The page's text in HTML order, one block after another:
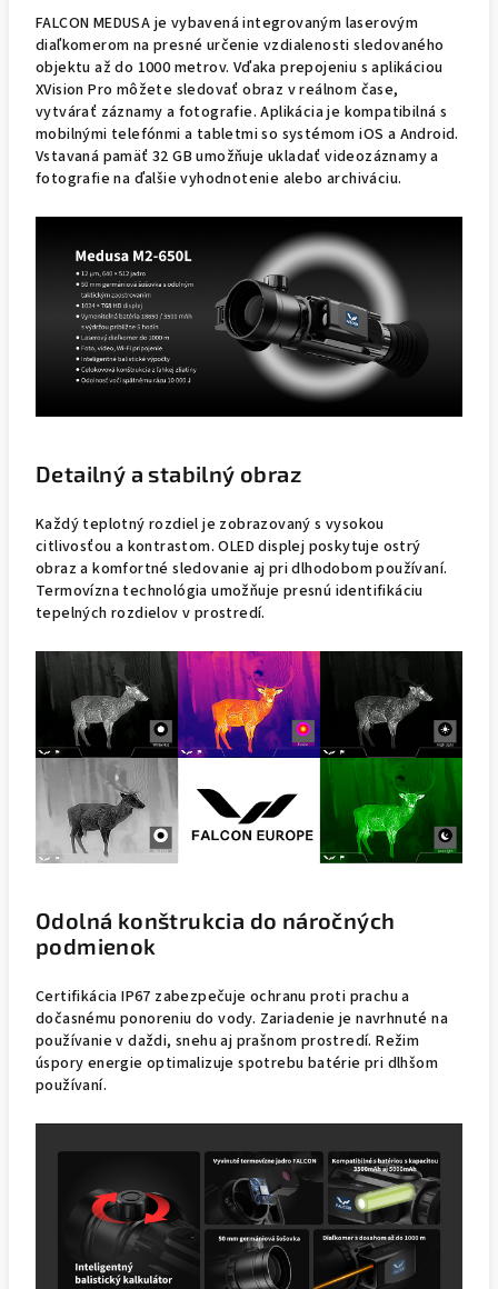
FALCON MEDUSA je vybavená integrovaným laserovým
diaľkomerom na presné určenie vzdialenosti sledovaného
objektu až do 1000 metrov. Vďaka prepojeniu s aplikáciou
XVision Pro môžete sledovať obraz v reálnom čase,
vytvárať záznamy a fotografie. Aplikácia je kompatibilná s
mobilnými telefónmi a tabletmi so systémom iOS a Android.
Vstavaná pamäť 32 GB umožňuje ukladať videozáznamy a
fotografie na ďalšie vyhodnotenie alebo archiváciu.
Detailný a stabilný obraz
Každý teplotný rozdiel je zobrazovaný s vysokou
citlivosťou a kontrastom. OLED displej poskytuje ostrý
obraz a komfortné sledovanie aj pri dlhodobom používaní.
Termovízna technológia umožňuje presnú identifikáciu
tepelných rozdielov v prostredí.
Odolná konštrukcia do náročných
podmienok
Certifikácia IP67 zabezpečuje ochranu proti prachu a
dočasnému ponoreniu do vody. Zariadenie je navrhnuté na
používanie v daždi, snehu aj prašnom prostredí. Režim
úspory energie optimalizuje spotrebu batérie pri dlhšom
používaní.